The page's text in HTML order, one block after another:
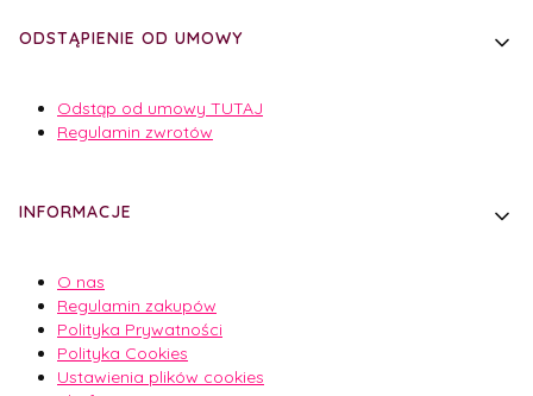
ODSTĄPIENIE OD UMOWY
Odstąp od umowy TUTAJ
Regulamin zwrotów
INFORMACJE
O nas
Regulamin zakupów
Polityka Prywatności
Polityka Cookies
Ustawienia plików cookies